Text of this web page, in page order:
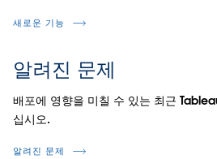
새로운 기능
알려진 문제
배포에 영향을 미칠 수 있는 최근
십시오.
알려진 문제